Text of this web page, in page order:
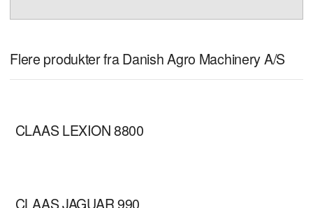
Flere produkter fra Danish Agro Machinery A/S
CLAAS LEXION 8800
CLAAS JAGUAR 990